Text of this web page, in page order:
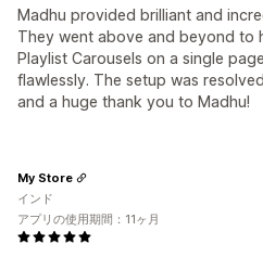
Madhu provided brilliant and
They went above and beyond to
Playlist Carousels on a single
flawlessly. The setup was
and a huge thank you to Madhu!
My Store
インド
アプリの使用期間：11ヶ月